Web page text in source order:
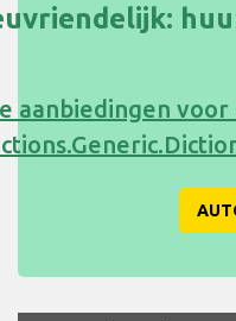
aanbiedingen